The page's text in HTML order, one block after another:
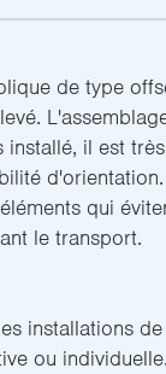
de type
installé, il est
qui
le transport.
installations
ou